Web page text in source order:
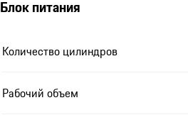
Блок питания
Количество цилиндров
Рабочий объем